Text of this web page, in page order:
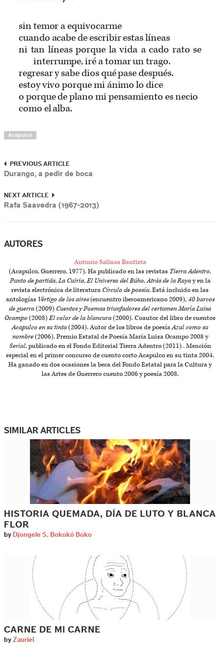
sin temor a equivocarme
cuando acabe de escribir estas líneas
ni tan líneas porque la vida a cado rato se
interrumpe, iré a tomar un trago.
regresar y sabe dios qué pase después.
estoy vivo porque mi ánimo lo dice
o porque de plano mi pensamiento es necio
como el alba.
Acapulco
PREVIOUS ARTICLE
Durango, a pedir de boca
NEXT ARTICLE
Rafa Saavedra (1967-2013)
AUTORES
Antonio Salinas Bautista
(Acapulco, Guerrero, 1977). Ha publicado en las revistas Tierra Adentro,
Punto de partida,La Cuiria,El Universo del Búho,Atrás de la Rayay en la
revista electrónica de literatura Círculo de poesía. Está incluido en las
antologías Vértigo de los aires(encuentro iberoamericano 2009),40 barcos
de guerra(2009) Cuentos y Poemas triunfadores del certamen María Luisa
Ocampo(2008)El color de la blancura(2000). Coautor del libro de cuentos
Acapulco en su tinta(2004). Autor de los libros de poesíaAzul como su
nombre(2006). Premio Estatal de Poesía María Luisa Ocampo 2008 y
Serial, publicado en el Fondo Editorial Tierra Adentro (2011) . Mención
especial en el primer concurso de cuento corto Acapulco en su tinta 2004.
Ha ganado en dos ocasiones la beca del Fondo Estatal para la Cultura y
las Artes de Guerrero cuento 2006 y poesía 2008.
SIMILAR ARTICLES
HISTORIA QUEMADA, DÍA DE LUTO Y BLANCA
FLOR
by Djongele S. Bokokó Boko
CARNE DE MI CARNE
by Zauriel